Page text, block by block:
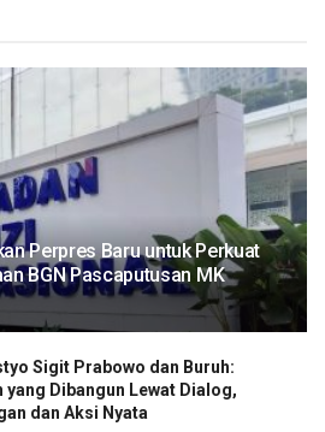
Perpres Baru untuk Perkuat
BGN Pascaputusan MK
Sigit Prabowo dan Buruh:
yang Dibangun Lewat Dialog,
dan Aksi Nyata